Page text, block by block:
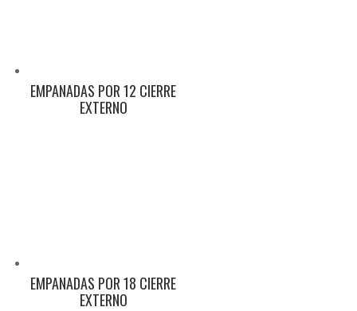
EMPANADAS POR 12 CIERRE
EXTERNO
EMPANADAS POR 18 CIERRE
EXTERNO